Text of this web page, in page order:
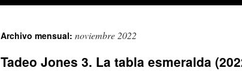
Archivo mensual: noviembre 2022
Tadeo Jones 3. La tabla esmeralda